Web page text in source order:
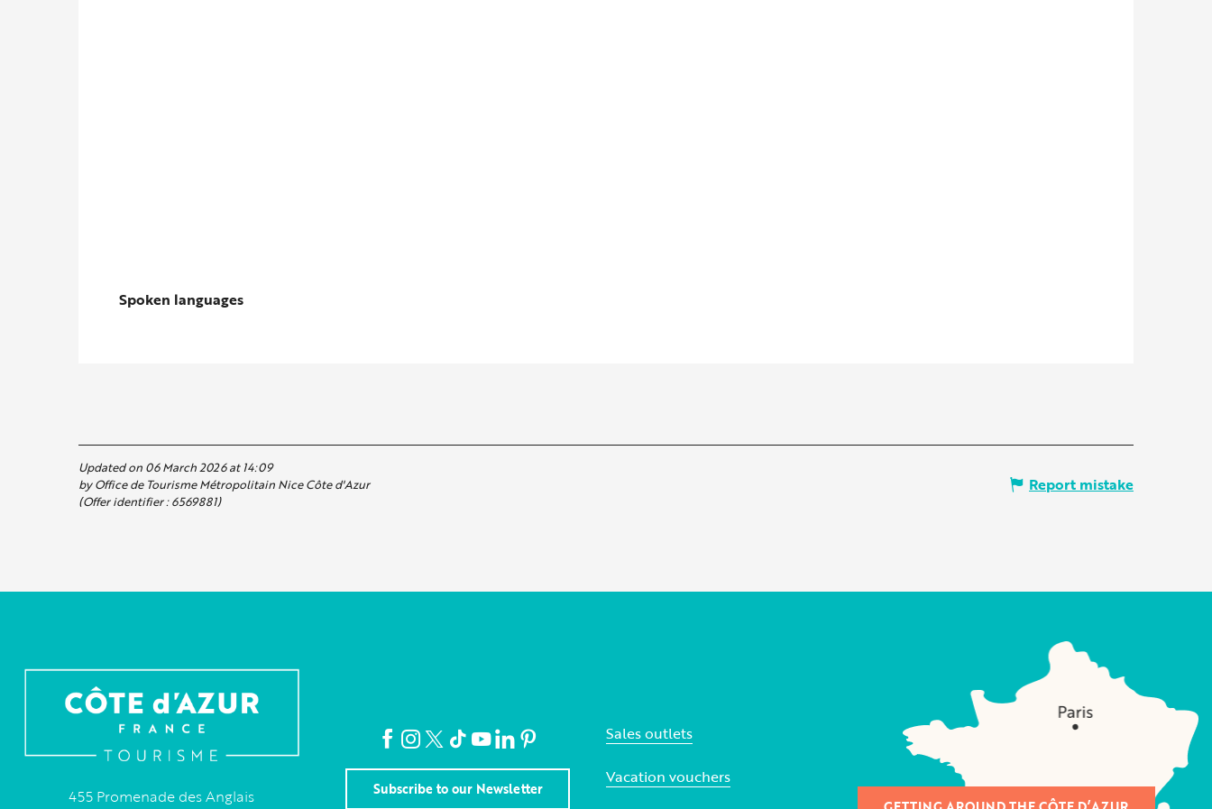
Spoken languages
Spoken languages
Updated on 06 March 2026 at 14:09
by Office de Tourisme Métropolitain Nice Côte d'Azur
(Offer identifier :6569881)
Report mistake
455 Promenade des Anglais Subscribe to our Newsletter
Sales outlets
Vacation vouchers